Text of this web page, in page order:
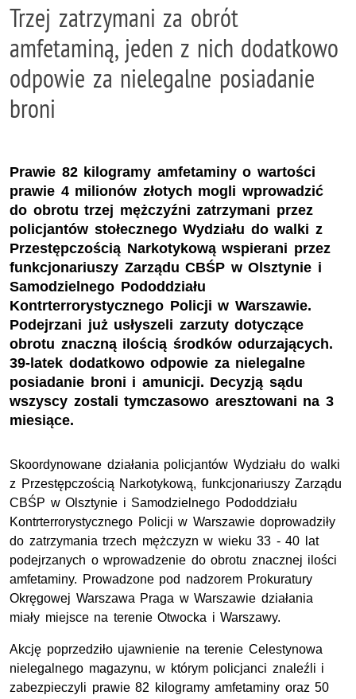
Trzej zatrzymani za obrót
amfetaminą, jeden z nich dodatkowo
odpowie za nielegalne posiadanie
broni
Prawie 82 kilogramy amfetaminy o wartości
prawie 4 milionów złotych mogli wprowadzić
do obrotu trzej mężczyźni zatrzymani przez
policjantów stołecznego Wydziału do walki z
Przestępczością Narkotykową wspierani przez
funkcjonariuszy Zarządu CBŚP w Olsztynie i
Samodzielnego Pododdziału
Kontrterrorystycznego Policji w Warszawie.
Podejrzani już usłyszeli zarzuty dotyczące
obrotu znaczną ilością środków odurzających.
39-latek dodatkowo odpowie za nielegalne
posiadanie broni i amunicji. Decyzją sądu
wszyscy zostali tymczasowo aresztowani na 3
miesiące.
Skoordynowane działania policjantów Wydziału do walki
z Przestępczością Narkotykową, funkcjonariuszy Zarządu
CBŚP w Olsztynie i Samodzielnego Pododdziału
Kontrterrorystycznego Policji w Warszawie doprowadziły
do zatrzymania trzech mężczyzn w wieku 33 - 40 lat
podejrzanych o wprowadzenie do obrotu znacznej ilości
amfetaminy. Prowadzone pod nadzorem Prokuratury
Okręgowej Warszawa Praga w Warszawie działania
miały miejsce na terenie Otwocka i Warszawy.
Akcję poprzedziło ujawnienie na terenie Celestynowa
nielegalnego magazynu, w którym policjanci znaleźli i
zabezpieczyli prawie 82 kilogramy amfetaminy oraz 50